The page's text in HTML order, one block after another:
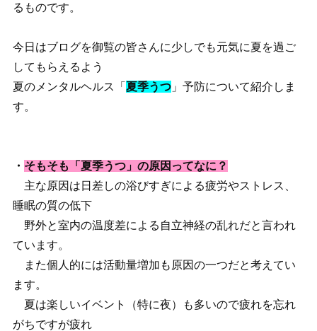
るものです。
今日はブログを御覧の皆さんに少しでも元気に夏を過ご
してもらえるよう
夏のメンタルヘルス「 夏季うつ」予防について紹介しま
す。
・ そもそも「夏季うつ」の原因ってなに？
主な原因は日差しの浴びすぎによる疲労やストレス、
睡眠の質の低下
野外と室内の温度差による自立神経の乱れだと言われ
ています。
また個人的には活動量増加も原因の一つだと考えてい
ます。
夏は楽しいイベント（特に夜）も多いので疲れを忘れ
がちですが疲れ